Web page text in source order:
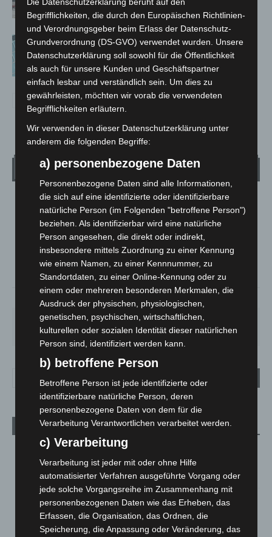
Anklage nach Abschaltung von
„Archetyp Market“ erhoben
Wetter
LANGENHAGEN
Ein Paar Wolken
14.8°C 16.1°
14°
FR.
25°
SA.
26°
SO.
31°
MO.
35° 20°
Aktuelle Beiträge
Brand im „Haus der Begegnung“ in Neuwarmbüchen schnell
eingedämmt
6. August 2026
Region Hannover: 21 neue Notfallsanitäter starten beim
Roten Kreuz
5. August 2026
Die Datenschutzerklärung beruht auf den
Begrifflichkeiten, die durch den Europäischen Richtlinien-
und Verordnungsgeber beim Erlass der Datenschutz-
Grundverordnung (DS-GVO) verwendet wurden. Unsere
Datenschutzerklärung soll sowohl für die Öffentlichkeit
als auch für unsere Kunden und Geschäftspartner
einfach lesbar und verständlich sein. Um dies zu
gewährleisten, möchten wir vorab die verwendeten
Begrifflichkeiten erläutern.
Wir verwenden in dieser Datenschutzerklärung unter
anderem die folgenden Begriffe:
a) personenbezogene Daten
Personenbezogene Daten sind alle Informationen,
die sich auf eine identifizierte oder identifizierbare
natürliche Person (im Folgenden "betroffene Person")
beziehen. Als identifizierbar wird eine natürliche
Person angesehen, die direkt oder indirekt,
insbesondere mittels Zuordnung zu einer Kennung
wie einem Namen, zu einer Kennnummer, zu
Standortdaten, zu einer Online-Kennung oder zu
einem oder mehreren besonderen Merkmalen, die
Ausdruck der physischen, physiologischen,
genetischen, psychischen, wirtschaftlichen,
kulturellen oder sozialen Identität dieser natürlichen
Person sind, identifiziert werden kann.
b) betroffene Person
Betroffene Person ist jede identifizierte oder
identifizierbare natürliche Person, deren
personenbezogene Daten von dem für die
Verarbeitung Verantwortlichen verarbeitet werden.
c) Verarbeitung
Verarbeitung ist jeder mit oder ohne Hilfe
automatisierter Verfahren ausgeführte Vorgang oder
jede solche Vorgangsreihe im Zusammenhang mit
personenbezogenen Daten wie das Erheben, das
Erfassen, die Organisation, das Ordnen, die
Speicherung, die Anpassung oder Veränderung, das